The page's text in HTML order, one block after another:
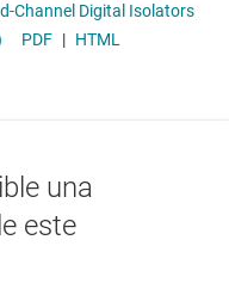
Channel Digital Isolators
PDF | HTML
una
este